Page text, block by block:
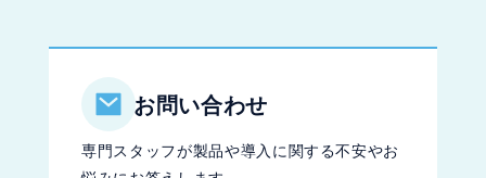
お問い合わせ
専門スタッフが製品や導入に関する不安やお